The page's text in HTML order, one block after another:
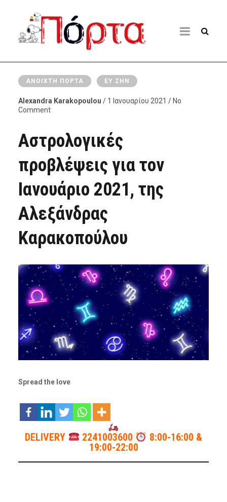
ΑΝΟΙΧΤΉ ΠΌΡΤΑ ΕΥ ΖΗΝ
Alexandra Karakopoulou / 1 Ιανουαρίου 2021 / No
Comment
Αστρολογικές
προβλέψεις για τον
Ιανουάριο 2021, της
Αλεξάνδρας
Καρακοπούλου
Spread the love
DELIVERY 2241003600
8:00-16:00 &
19:00-22:00